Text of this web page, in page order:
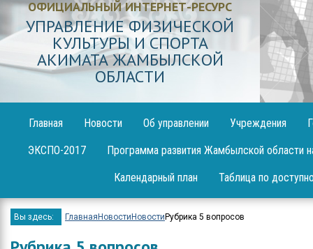
ОФИЦИАЛЬНЫЙ ИНТЕРНЕТ-РЕСУРС
УПРАВЛЕНИЕ ФИЗИЧЕСКОЙ
КУЛЬТУРЫ И СПОРТА
АКИМАТА ЖАМБЫЛСКОЙ
ОБЛАСТИ
Главная Новости
Об управлении
Публикация
декларации
Вопрос-ответ
Проекты
Мероприятия
Учреждения
ЭКСПО-2017 Программа развития Жамбылской области
Календарный план Таблица по
Вы здесь: Главная Новости Новости Рубрика 5 вопросов